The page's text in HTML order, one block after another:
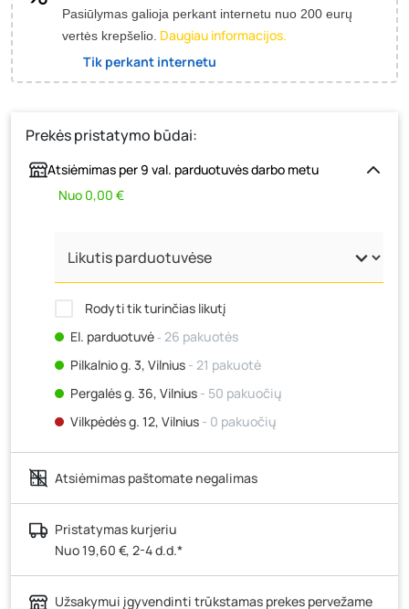
Pasiūlymas galioja perkant internetu nuo 200 eurų
vertės krepšelio. Daugiau informacijos.
Tik perkant internetu
Prekės pristatymo būdai:
Atsiėmimas per 9 val. parduotuvės darbo metu
Nuo 0,00 €
Rodyti tik turinčias likutį
El. parduotuvė‐ 26 pakuotės
Pilkalnio g. 3, Vilnius - 21 pakuotė
Pergalės g. 36, Vilnius - 50 pakuočių
Vilkpėdės g. 12, Vilnius - 0 pakuočių
Ateities g. 15, Vilnius- 42 pakuotės
Kauno r., Narsiečių k., Vytauto g. 183, Kaunas
pakuočių
Šilutės pl. 83A, Klaipėda
Pramonės g. 7, Šiauliai
Atsiėmimas paštomate negalimas
Pristatymas kurjeriu
Nuo 19,60 €, 2-4 d.d.*
Užsakymui įgyvendinti trūkstamas prekes pervežame